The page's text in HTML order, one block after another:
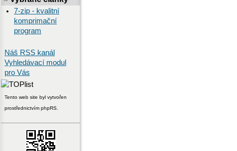
7-zip - kvalitní
komprimační
program
Náš RSS kanál
Vyhledávací modul
pro Vás
Tento web site byl vytvořen
prostřednictvím phpRS.